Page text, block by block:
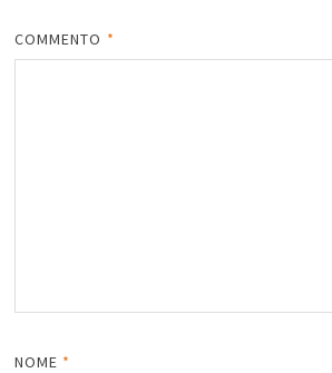
COMMENTO *
NOME *